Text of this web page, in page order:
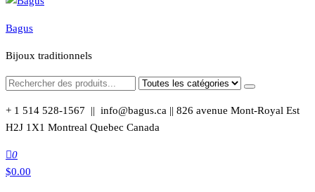
Bagus
Bijoux traditionnels
+ 1 514 528-1567 || info@bagus.ca || 826 avenue Mont-Royal Est
H2J 1X1 Montreal Quebec Canada
0
$0.00